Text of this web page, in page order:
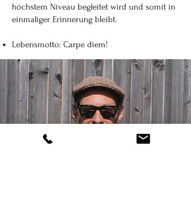
höchstem Niveau begleitet wird und somit in
einmaliger Erinnerung bleibt.
Lebensmotto: Carpe diem!